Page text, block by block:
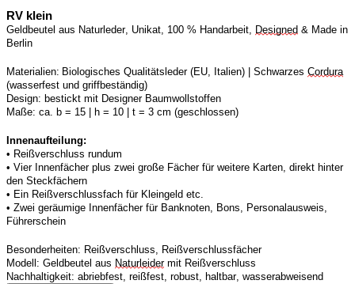
RV klein
Geldbeutel aus Naturleder, Unikat, 100 % Handarbeit, Designed & Made in
Berlin
Materialien: Biologisches Qualitätsleder (EU, Italien) | Schwarzes Cordura
(wasserfest und griffbeständig)
Design: bestickt mit Designer Baumwollstoffen
Maße: ca. b = 15 | h = 10 | t = 3 cm (geschlossen)
Innenaufteilung:
• Reißverschluss rundum
• Vier Innenfächer plus zwei große Fächer für weitere Karten, direkt hinter
den Steckfächern
• Ein Reißverschlussfach für Kleingeld etc.
• Zwei geräumige Innenfächer für Banknoten, Bons, Personalausweis,
Führerschein
Besonderheiten: Reißverschluss, Reißverschlussfächer
Modell: Geldbeutel aus Naturleider mit Reißverschluss
Nachhaltigkeit: abriebfest, reißfest, robust, haltbar, wasserabweisend